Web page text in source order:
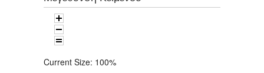
Current Size: 100%